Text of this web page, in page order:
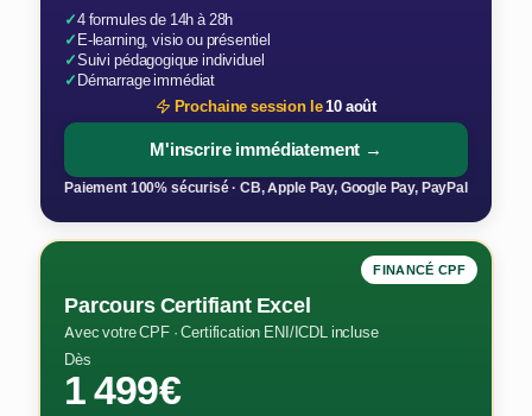
✓4 formules de 14h à 28h
✓E-learning, visio ou présentiel
✓Suivi pédagogique individuel
✓Démarrage immédiat
Prochaine session le10 août
M'inscrire immédiatement →
Paiement 100% sécurisé · CB, Apple Pay, Google Pay, PayPal
FINANCÉ CPF
Parcours Certifiant Excel
Avec votre CPF · Certification ENI/ICDL incluse
Dès
1 499€